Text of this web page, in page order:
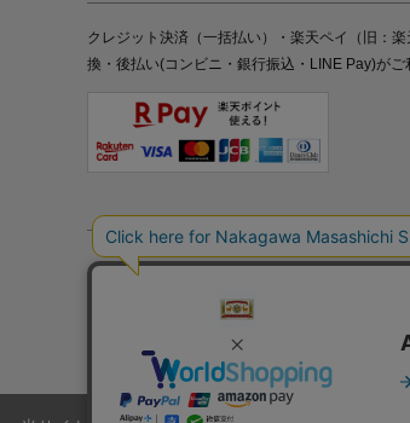
クレジット決済（一括払い）・楽天ペイ（旧：楽
換・後払い(コンビニ・銀行振込・LINE Pay)がご
プライバシーポリシー